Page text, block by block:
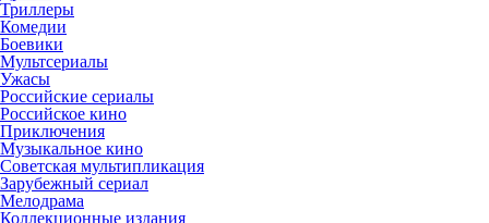
Триллеры
Комедии
Боевики
Мультсериалы
Ужасы
Российские сериалы
Российское кино
Приключения
Музыкальное кино
Советская мультипликация
Зарубежный сериал
Мелодрама
Коллекционные издания